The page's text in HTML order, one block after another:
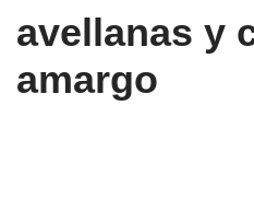
avellanas y
amargo